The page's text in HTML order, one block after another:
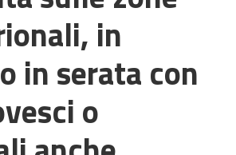
in
in serata con
o